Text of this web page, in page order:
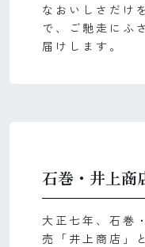
なおいしさだけ
で、ご馳走にふ
届けします。
石巻・井上商
大正七年、石巻
売「井上商店」